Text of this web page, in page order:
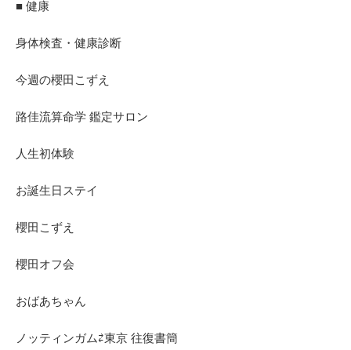
■ 健康
身体検査・健康診断
今週の櫻田こずえ
路佳流算命学 鑑定サロン
人生初体験
お誕生日ステイ
櫻田こずえ
櫻田オフ会
おばあちゃん
ノッティンガム⇄東京 往復書簡